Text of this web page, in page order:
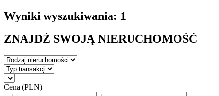
Wyniki wyszukiwania: 1
ZNAJDŹ SWOJĄ NIERUCHOMOŚĆ
Cena (PLN)